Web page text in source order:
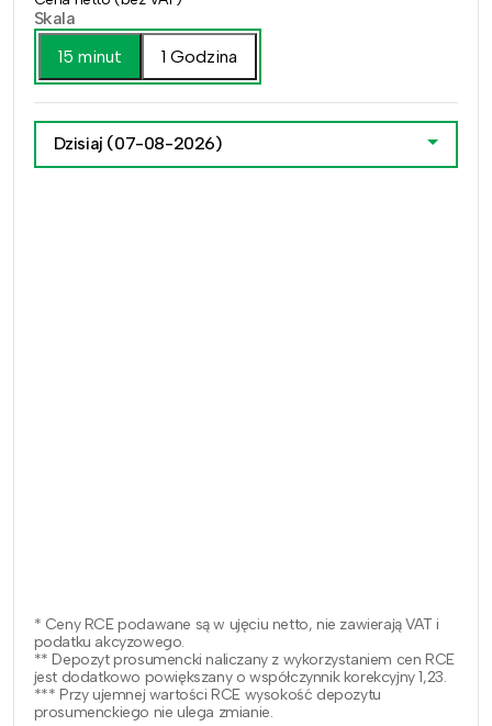
Skala
15 minut
1 Godzina
Dzisiaj (07-08-2026)
* Ceny RCE podawane są w ujęciu netto, nie zawierają VAT i
podatku akcyzowego.
** Depozyt prosumencki naliczany z wykorzystaniem cen RCE
jest dodatkowo powiększany o współczynnik korekcyjny 1,23.
*** Przy ujemnej wartości RCE wysokość depozytu
prosumenckiego nie ulega zmianie.